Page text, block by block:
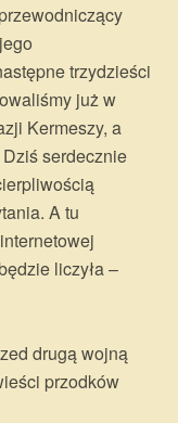
trzydzieści
już w
Kermeszy, a
Dziś serdecznie
A tu
liczyła –
drugą wojną
przodków